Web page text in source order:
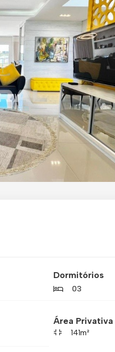
Dormitórios
03
Área Privativa
141m²